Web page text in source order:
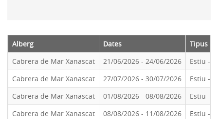
Alberg Dates
Tipus
Cabrera de Mar Xanascat
21/06/2026 - 24/06/2026
Estiu -
Cabrera de Mar Xanascat
27/07/2026 - 30/07/2026
Estiu -
Cabrera de Mar Xanascat
01/08/2026 - 08/08/2026
Estiu -
Cabrera de Mar Xanascat
08/08/2026 - 11/08/2026
Estiu -